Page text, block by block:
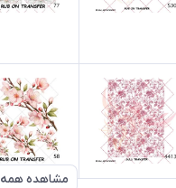
مشاهده همه